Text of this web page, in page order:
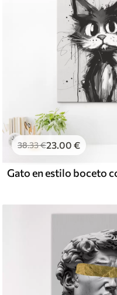
38.33€23.00 €